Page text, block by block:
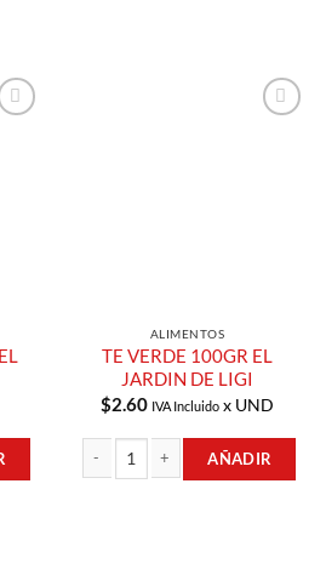
ALIMENTOS
TE VERDE 100GR EL
JARDIN DE LIGI
$2.60 IVA Incluido x UND
AÑADIR